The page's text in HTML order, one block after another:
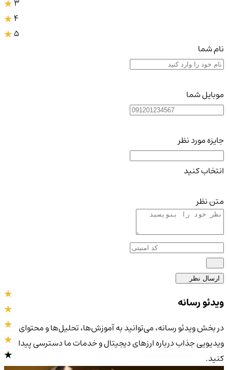
3
4
5
نام شما
موبایل شما
جایزه مورد نظر
انتخاب کنید
متن نظر
ارسال نظر
ویدئو رسانه
در بخش ویدئو رسانه، می‌توانید به آموزش‌ها، تحلیل‌ها و محتوای
ویدیویی جذاب درباره ارزهای دیجیتال و خدمات ما دسترسی پیدا
کنید.